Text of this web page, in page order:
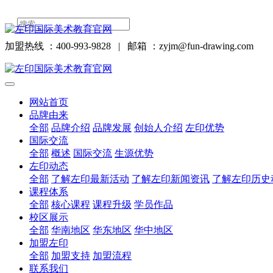
加盟热线 ：400-993-9828 | 邮箱 ：zyjm@fun-drawing.com
网站首页
品牌由来
全部 品牌介绍 品牌发展 创始人介绍 左印优势
国际交流
全部 概述 国际交流 生源优势
左印动态
全部 了解左印最新活动 了解左印新闻资讯 了解左印历史
课程体系
全部 核心课程 课程升级 学员作品
校区展示
全部 华南地区 华东地区 华中地区
加盟左印
全部 加盟支持 加盟流程
联系我们